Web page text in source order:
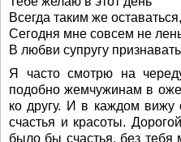
Всегда таким же оставаться,
Сегодня мне совсем не
В любви супругу
Я часто смотрю на
подобно жемчужинам в
ко другу. И в каждом вижу
счастья и красоты.
было бы счастья, без